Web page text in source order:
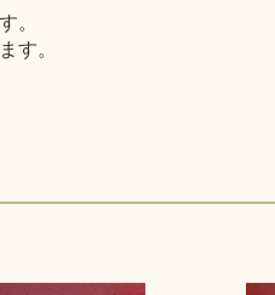
。
す。